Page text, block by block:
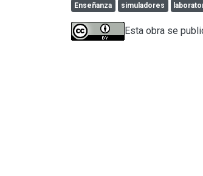
Enseñanza simuladores
Esta obra se